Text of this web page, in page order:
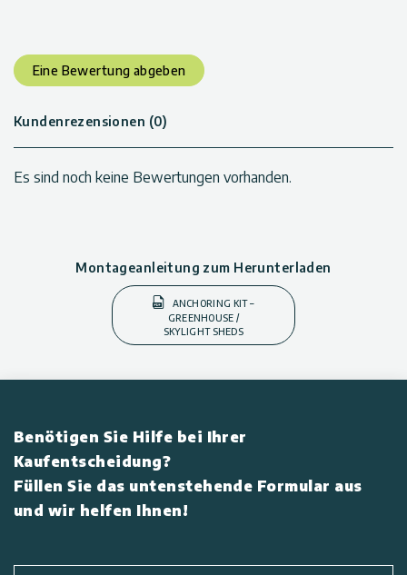
Eine Bewertung abgeben
Kundenrezensionen (0)
Es sind noch keine Bewertungen vorhanden.
Montageanleitung zum Herunterladen
ANCHORING KIT –
GREENHOUSE /
SKYLIGHT SHEDS
Benötigen Sie Hilfe bei Ihrer
Kaufentscheidung?
Füllen Sie das untenstehende Formular aus
und wir helfen Ihnen!